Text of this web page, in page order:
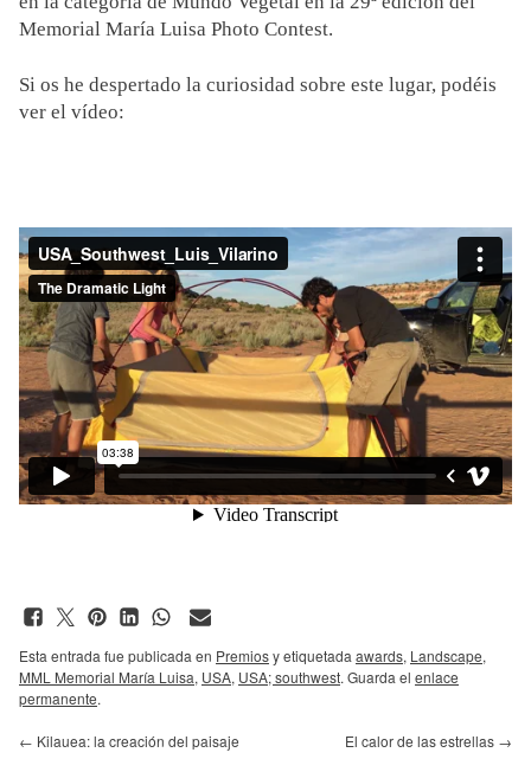
Memorial María Luisa Photo Contest.
Si os he despertado la curiosidad sobre este lugar, podéis
ver el vídeo:
Esta entrada fue publicada en Premiosy etiquetada awards, Landscape,
MML Memorial María Luisa, USA, USA; southwest. Guarda el enlace
permanente.
← Kilauea: la creación del paisaje El calor de las estrellas →